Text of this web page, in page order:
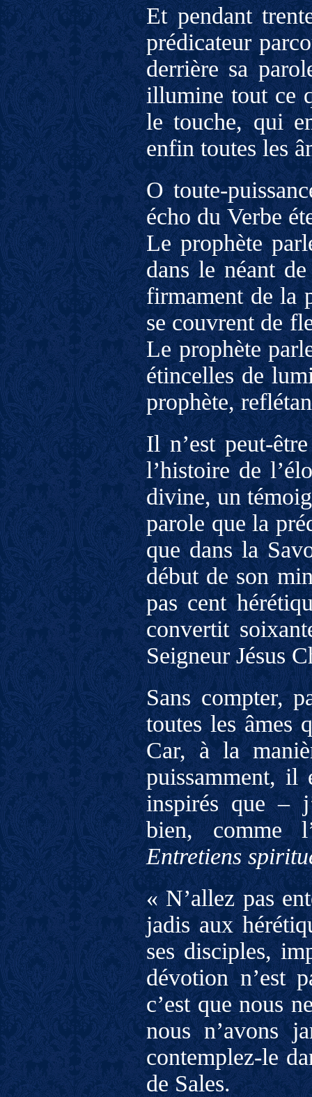
Et pendant
prédicateur
derrière sa
illumine tout ce
le touche, qui
enfin toutes les
O toute-
écho du Verbe
Le prophète
dans le néant
firmament de la
se couvrent de
Le prophète
étincelles de
prophète,
Il n’est peut-
l’histoire de
divine, un
parole que la
que dans la
début de son
pas cent
convertit
Seigneur Jésus
Sans compter,
toutes les âmes
Car, à la
puissamment, il
inspirés que –
bien, comme
Entretiens
« N’allez pas
jadis aux
ses disciples,
dévotion n’est
c’est que nous
nous n’avons
contemplez-le
de Sales.